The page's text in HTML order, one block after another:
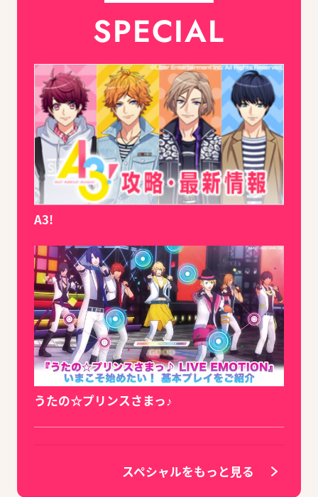
SPECIAL
A3!
うたの☆プリンスさまっ♪
スペシャルをもっと見る